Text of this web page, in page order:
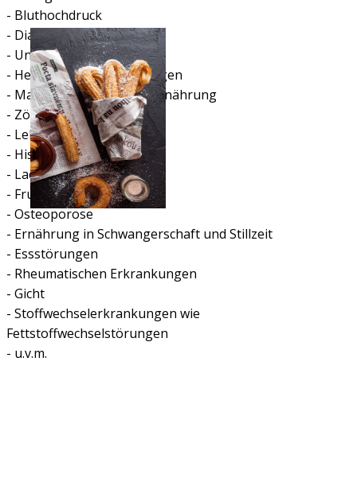
- Bluthochdruck
- Diabetes I und II
- Untergewicht
- Herzkreislauferkrankungen
- Mangel- und/oder Fehlernährung
- Zöliakie
- Lebensmittelallergien
- Histaminintoleranz
- Lactoseintoleranz
- Fructosemalabsorption
- Osteoporose
- Ernährung in Schwangerschaft und Stillzeit
- Essstörungen
- Rheumatischen Erkrankungen
- Gicht
- Stoffwechselerkrankungen wie
Fettstoffwechselstörungen
- u.v.m.